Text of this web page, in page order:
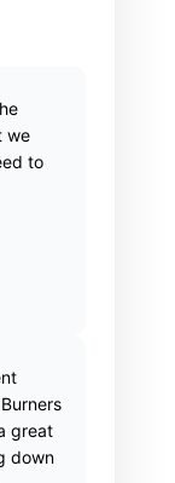
we
to
great
down